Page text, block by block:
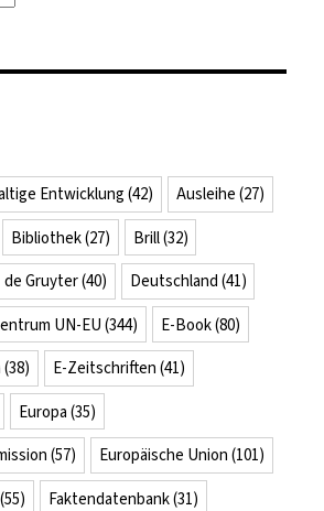
Entwicklung (42) Ausleihe (27)
Bibliothek(27) Brill(32)
de Gruyter(40) Deutschland (41)
UN-EU (344) E-Book(80)
(38) E-Zeitschriften (41)
Europa (35)
(57) Europäische Union (101)
(55) Faktendatenbank(31)